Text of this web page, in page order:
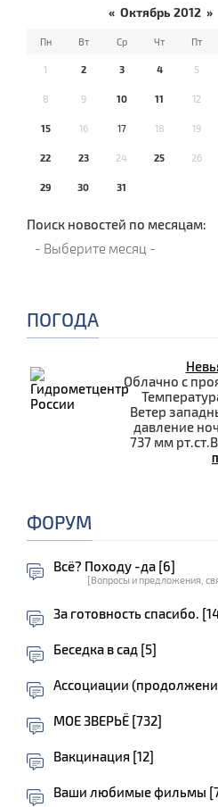
« Октябрь 2012 »
Пн Вт Ср Чт Пт
1 2 3 4 5
8 9 10 11 12
15 16 17 18 19
22 23 24 25 26
29 30 31
Поиск новостей по месяцам:
ПОГОДА
Облачно с
Ветер
давление
737 мм
ФОРУМ
Всё? Походу -да [6]
[Вопросы и предложения,
За готовность спасибо.
Беседка в сад [5]
Ассоциации
МОЕ ЗВЕРЬЁ [732]
Вакцинация [12]
Ваши любимые фильмы